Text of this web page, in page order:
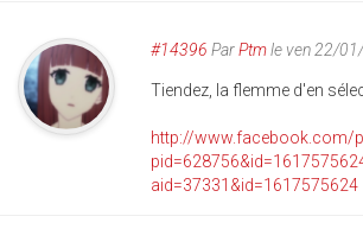
#14396 ParPtmle ven 22/
Tiendez, la flemme d'en
http://www.facebook.com/
aid=37331&id=1617575624